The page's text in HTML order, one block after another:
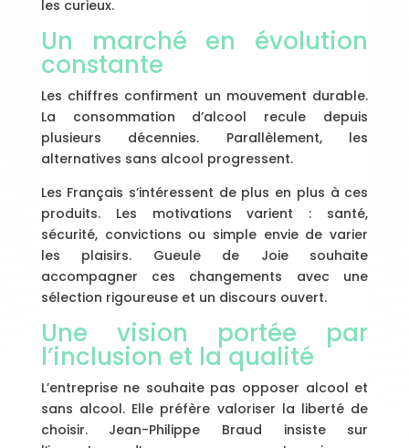
les curieux.
Un marché en évolution
constante
Les chiffres confirment un mouvement durable.
La consommation d’alcool recule depuis
plusieurs décennies. Parallèlement, les
alternatives sans alcool progressent.
Les Français s’intéressent de plus en plus à ces
produits. Les motivations varient : santé,
sécurité, convictions ou simple envie de varier
les plaisirs. Gueule de Joie souhaite
accompagner ces changements avec une
sélection rigoureuse et un discours ouvert.
Une vision portée par
l’inclusion et la qualité
L’entreprise ne souhaite pas opposer alcool et
sans alcool. Elle préfère valoriser la liberté de
choisir. Jean-Philippe Braud insiste sur